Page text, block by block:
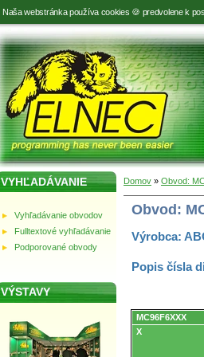
Naša webstránka používa cookies 🍪 predvolene k
VYHĽADÁVANIE
Vyhľadávanie obvodov
Fulltextové vyhľadávanie
Podporované obvody
VÝSTAVY
Domov » Obvod:
Obvod:
Výrobca:
Popis čísla
Obvody.
MC96F6XXX
X